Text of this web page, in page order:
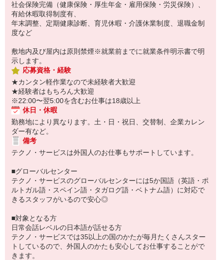
社会保険完備（健康保険・厚生年金・雇用保険・労災保険）、
有給休暇取得制度有、
年末調整、定期健康診断、育児休暇・介護休業制度、退職金制
度など
敷地内及び屋内は原則禁煙※就業前までに就業条件明示書で明
示します。
応募資格・経験
★カンタン軽作業なので未経験者大歓迎
★経験者はもちろん大歓迎
※22:00〜翌5:00を含むお仕事は18歳以上
休日・休暇
勤務地により異なります。土・日・祝日、交替制、企業カレン
ダー有など。
備考
テクノ・サービスは外国人のお仕事もサポートしています。
■グローバルセンター
テクノ・サービスのグローバルセンターには5か国語（英語・ポ
ルトガル語・スペイン語・タガログ語・ベトナム語）に対応で
きるスタッフがいるので安心◎
■対象となる方
日常会話レベルの日本語が話せる方
テクノ・サービスでは35以上の国のかたが毎月たくさんスター
トしているので、外国人のかたも安心してお仕事することがで
きます。